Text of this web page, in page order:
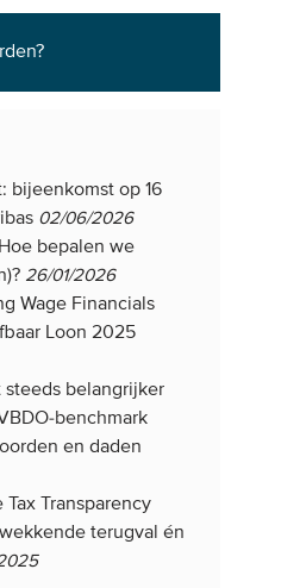
bijeenkomst op 16
02/06/2026
bepalen we
26/01/2026
Wage Financials
Loon 2025
steeds belangrijker
benchmark
en daden
Tax Transparency
terugval én
2025